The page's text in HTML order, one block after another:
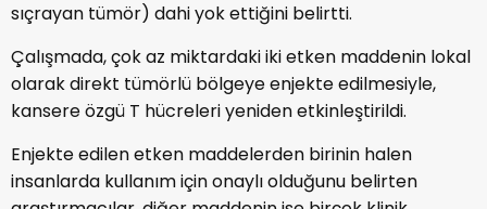
sıçrayan tümör) dahi yok ettiğini belirtti.
Çalışmada, çok az miktardaki iki etken maddenin lokal
olarak direkt tümörlü bölgeye enjekte edilmesiyle,
kansere özgü T hücreleri yeniden etkinleştirildi.
Enjekte edilen etken maddelerden birinin halen
insanlarda kullanım için onaylı olduğunu belirten